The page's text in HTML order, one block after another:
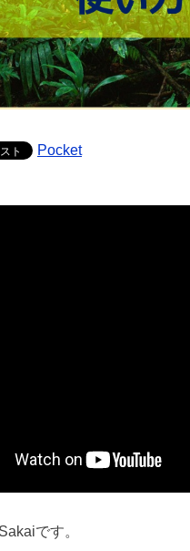
Pocket
です。